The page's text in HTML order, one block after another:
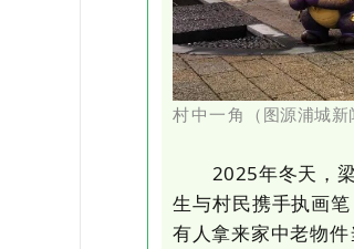
村中一角 （ 图源浦城新
2025年冬天，梁
生与村民携手执画
有人拿来家中老物